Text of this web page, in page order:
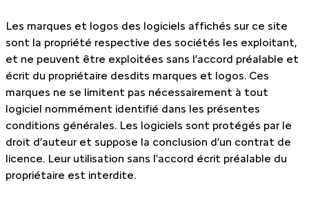
Les marques et logos des logiciels affichés sur ce site
sont la propriété respective des sociétés les exploitant,
et ne peuvent être exploitées sans l’accord préalable et
écrit du propriétaire desdits marques et logos. Ces
marques ne se limitent pas nécessairement à tout
logiciel nommément identifié dans les présentes
conditions générales. Les logiciels sont protégés par le
droit d’auteur et suppose la conclusion d’un contrat de
licence. Leur utilisation sans l'accord écrit préalable du
propriétaire est interdite.